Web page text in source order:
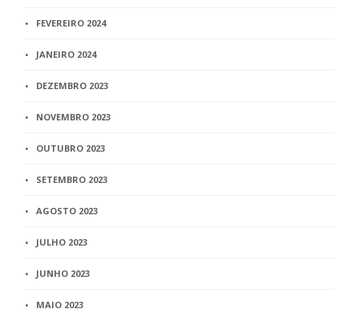
FEVEREIRO 2024
JANEIRO 2024
DEZEMBRO 2023
NOVEMBRO 2023
OUTUBRO 2023
SETEMBRO 2023
AGOSTO 2023
JULHO 2023
JUNHO 2023
MAIO 2023